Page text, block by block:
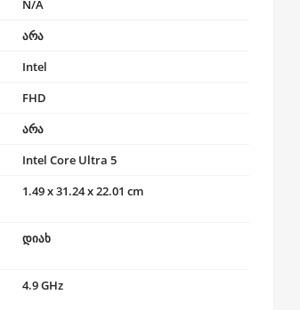
N/A
არა
Intel
FHD
არა
Intel Core Ultra 5
1.49 x 31.24 x 22.01 cm
დიახ
4.9 GHz